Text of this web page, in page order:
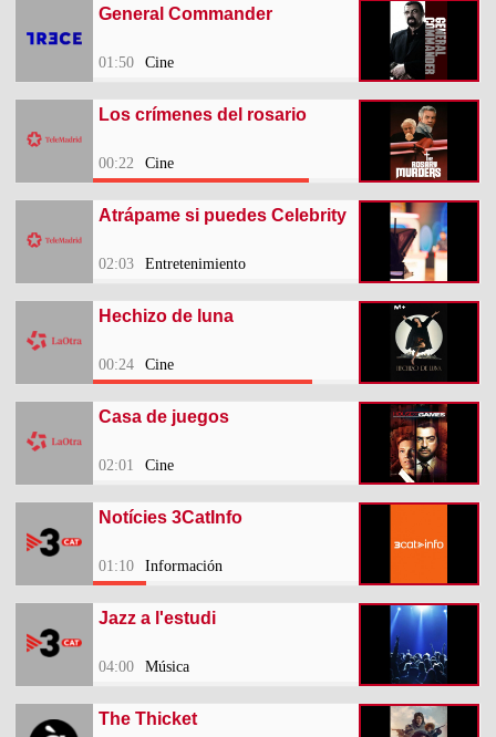
General Commander
01:50 Cine
Los crímenes del rosario
00:22 Cine
Atrápame si puedes Celebrity
02:03 Entretenimiento
Hechizo de luna
00:24 Cine
Casa de juegos
02:01 Cine
Notícies 3CatInfo
01:10 Información
Jazz a l'estudi
04:00 Música
The Thicket